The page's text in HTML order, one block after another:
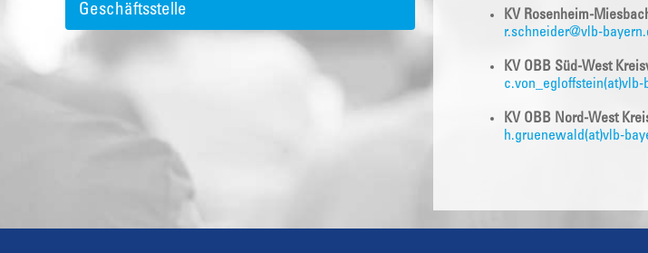
Geschäftsstelle
KV Rosenheim-
r.schneider@vlb-
KV OBB Süd-West
c.von_egloffstein(at)vlb-
KV OBB Nord-West
h.gruenewald(at)vlb-